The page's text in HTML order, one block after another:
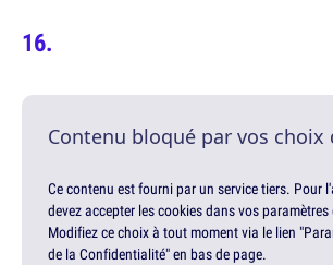
Contenu bloqué par vos choix
Ce contenu est fourni par un service tiers. Pour
devez accepter les cookies dans vos
Modifiez ce choix à tout moment via le lien
de la Confidentialité" en bas de page.